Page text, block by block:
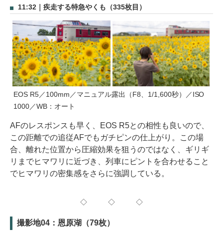
11:32｜疾走する特急やくも（335枚目）
EOS R5／100mm／マニュアル露出（F8、1/1,600秒）／ISO
1000／WB：オート
AFのレスポンスも早く、EOS R5との相性も良いので、
この距離での追従AFでもガチピンの仕上がり。この場
合、離れた位置から圧縮効果を狙うのではなく、ギリギ
リまでヒマワリに近づき、列車にピントを合わせること
でヒマワリの密集感をさらに強調している。
◇ ◇ ◇
撮影地04：恩原湖（79枚）